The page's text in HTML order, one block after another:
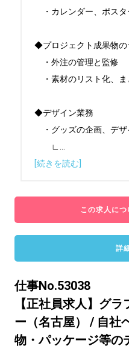
・カレンダー、ポスタ
◆プロジェクト成果物の
・外注の管理と監修
・素材のリスト化、ま
◆デザイン業務
・グッズの企画、デザ
∟
[続きを読む]
この求人に
詳
仕事No.53038
【正社員求人】グ
ー（名古屋） / 自社
物・パッケージ等の